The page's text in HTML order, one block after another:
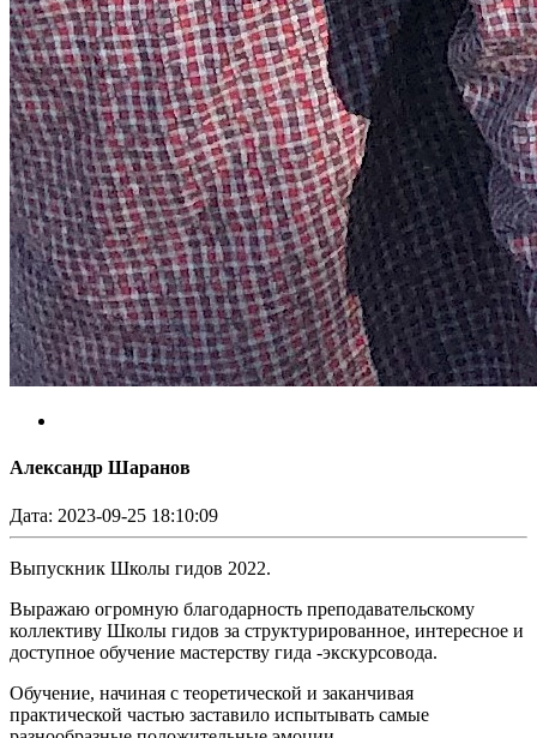
Александр Шаранов
Дата: 2023-09-25 18:10:09
Выпускник Школы гидов 2022.
Выражаю огромную благодарность преподавательскому
коллективу Школы гидов за структурированное, интересное и
доступное обучение мастерству гида -экскурсовода.
Обучение, начиная с теоретической и заканчивая
практической частью заставило испытывать самые